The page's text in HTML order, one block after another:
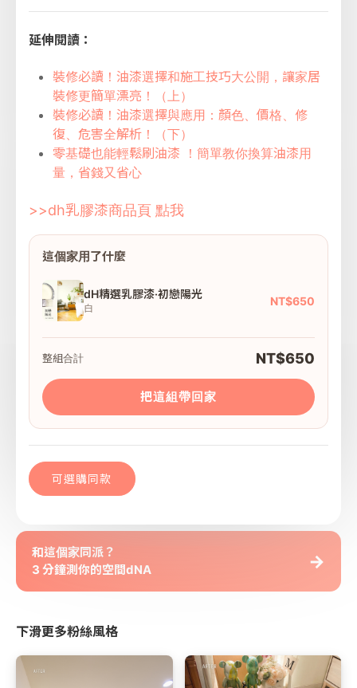
延伸閱讀：
裝修必讀！油漆選擇和施工技巧大公開，讓家居
裝修更簡單漂亮！（上）
裝修必讀！油漆選擇與應用：顏色、價格、修
復、危害全解析！（下）
零基礎也能輕鬆刷油漆 ！簡單教你換算油漆用
量，省錢又省心
>>dh乳膠漆商品頁 點我
這個家用了什麼
dH精選乳膠漆·初戀陽光
白
NT$650
整組合計 NT$650
把這組帶回家
可選購同款
和這個家同派？
3 分鐘測你的空間dNA
→
下滑更多粉絲風格